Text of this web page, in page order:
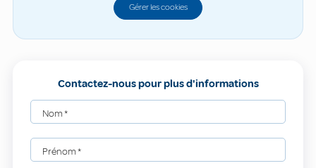
Gérer les cookies
Contactez-nous pour plus d'informations
Nom*
Prénom*